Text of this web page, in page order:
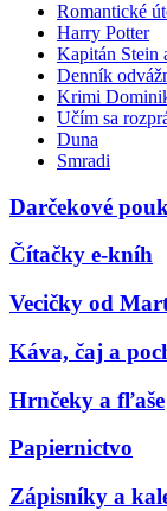
Romantické
Harry Potter
Kapitán Stein
Denník
Krimi
Učím sa
Duna
Smradi
Darčekové
Čítačky e-kníh
Vecičky od
Káva, čaj a
Hrnčeky a fľaše
Papiernictvo
Zápisníky a